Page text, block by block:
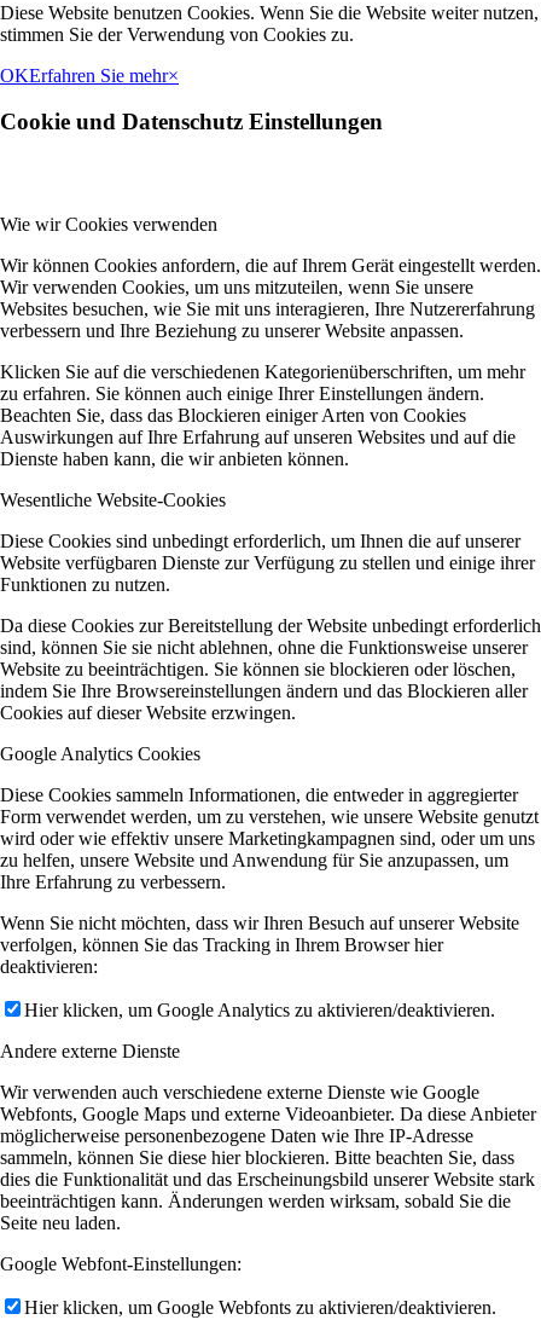
Diese Website benutzen Cookies. Wenn Sie die Website weiter nutzen,
stimmen Sie der Verwendung von Cookies zu.
OKErfahren Sie mehr×
Cookie und Datenschutz Einstellungen
Wie wir Cookies verwenden
Wir können Cookies anfordern, die auf Ihrem Gerät eingestellt werden.
Wir verwenden Cookies, um uns mitzuteilen, wenn Sie unsere
Websites besuchen, wie Sie mit uns interagieren, Ihre Nutzererfahrung
verbessern und Ihre Beziehung zu unserer Website anpassen.
Klicken Sie auf die verschiedenen Kategorienüberschriften, um mehr
zu erfahren. Sie können auch einige Ihrer Einstellungen ändern.
Beachten Sie, dass das Blockieren einiger Arten von Cookies
Auswirkungen auf Ihre Erfahrung auf unseren Websites und auf die
Dienste haben kann, die wir anbieten können.
Wesentliche Website-Cookies
Diese Cookies sind unbedingt erforderlich, um Ihnen die auf unserer
Website verfügbaren Dienste zur Verfügung zu stellen und einige ihrer
Funktionen zu nutzen.
Da diese Cookies zur Bereitstellung der Website unbedingt erforderlich
sind, können Sie sie nicht ablehnen, ohne die Funktionsweise unserer
Website zu beeinträchtigen. Sie können sie blockieren oder löschen,
indem Sie Ihre Browsereinstellungen ändern und das Blockieren aller
Cookies auf dieser Website erzwingen.
Google Analytics Cookies
Diese Cookies sammeln Informationen, die entweder in aggregierter
Form verwendet werden, um zu verstehen, wie unsere Website genutzt
wird oder wie effektiv unsere Marketingkampagnen sind, oder um uns
zu helfen, unsere Website und Anwendung für Sie anzupassen, um
Ihre Erfahrung zu verbessern.
Wenn Sie nicht möchten, dass wir Ihren Besuch auf unserer Website
verfolgen, können Sie das Tracking in Ihrem Browser hier
deaktivieren:
Hier klicken, um Google Analytics zu aktivieren/deaktivieren.
Andere externe Dienste
Wir verwenden auch verschiedene externe Dienste wie Google
Webfonts, Google Maps und externe Videoanbieter. Da diese Anbieter
möglicherweise personenbezogene Daten wie Ihre IP-Adresse
sammeln, können Sie diese hier blockieren. Bitte beachten Sie, dass
dies die Funktionalität und das Erscheinungsbild unserer Website stark
beeinträchtigen kann. Änderungen werden wirksam, sobald Sie die
Seite neu laden.
Google Webfont-Einstellungen:
Hier klicken, um Google Webfonts zu aktivieren/deaktivieren.